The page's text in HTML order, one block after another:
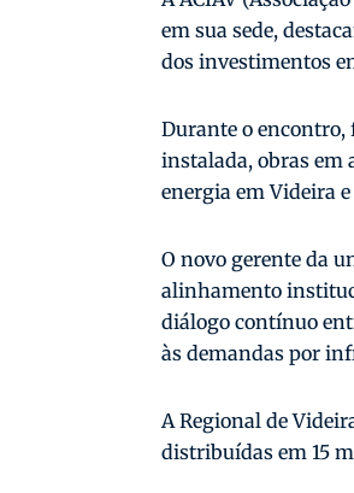
em sua sede,
dos investimentos
Durante o encontro,
instalada, obras em
energia em Videira
O novo gerente da
alinhamento
diálogo contínuo
às demandas por
A Regional de
distribuídas em 15